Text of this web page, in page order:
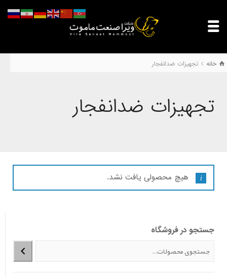
خانه تجهیزات ضدانفجار
تجهیزات ضدانفجار
هیچ محصولی یافت نشد.
جستجو در فروشگاه